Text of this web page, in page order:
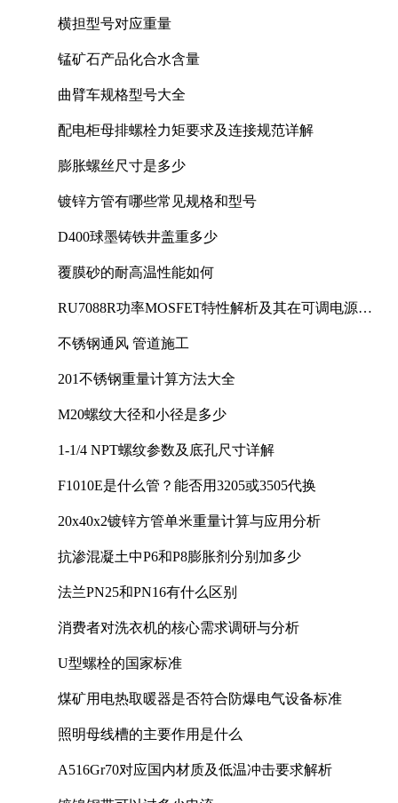
横担型号对应重量
锰矿石产品化合水含量
曲臂车规格型号大全
配电柜母排螺栓力矩要求及连接规范详解
膨胀螺丝尺寸是多少
镀锌方管有哪些常见规格和型号
D400球墨铸铁井盖重多少
覆膜砂的耐高温性能如何
RU7088R功率MOSFET特性解析及其在可调电源设
不锈钢通风 管道施工
201不锈钢重量计算方法大全
M20螺纹大径和小径是多少
1-1/4 NPT螺纹参数及底孔尺寸详解
F1010E是什么管？能否用3205或3505代换
20x40x2镀锌方管单米重量计算与应用分析
抗渗混凝土中P6和P8膨胀剂分别加多少
法兰PN25和PN16有什么区别
消费者对洗衣机的核心需求调研与分析
U型螺栓的国家标准
煤矿用电热取暖器是否符合防爆电气设备标准
照明母线槽的主要作用是什么
A516Gr70对应国内材质及低温冲击要求解析